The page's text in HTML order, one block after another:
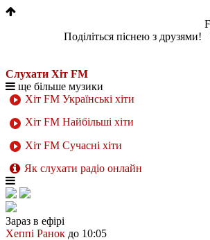
Поділіться піснею з друзями!
Слухати Хіт FM
ще більше музики
Хіт FM Українські хіти
Хіт FM Найбільші хіти
Хіт FM Сучасні хіти
Як слухати радіо онлайн
Зараз в ефірі
Хеппі Ранок до 10:05